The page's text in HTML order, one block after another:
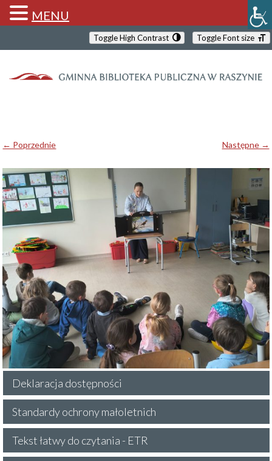
Toggle High Contrast Toggle Font size
← Poprzednie Następne →
Deklaracja dostępności
Standardy ochrony małoletnich
Tekst łatwy do czytania - ETR
MENU